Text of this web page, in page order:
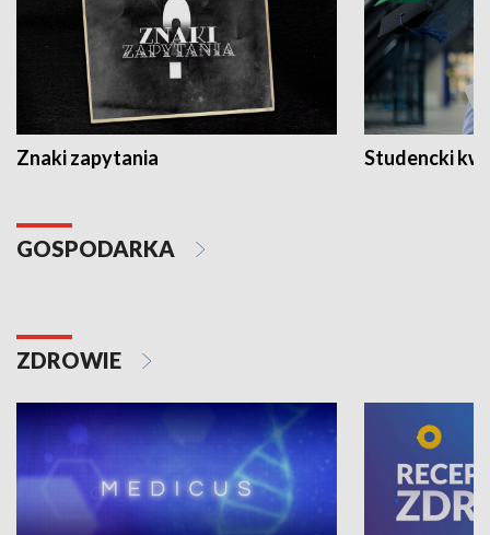
Znaki zapytania Studencki
GOSPODARKA
ZDROWIE